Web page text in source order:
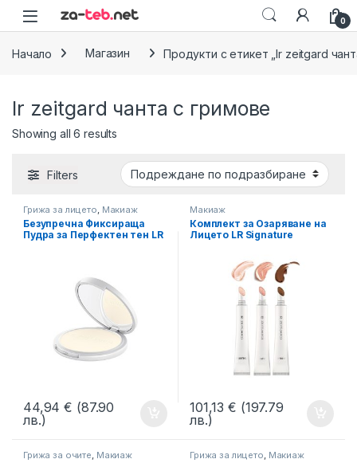
Skip to navigation
Skip to content
0
Начало Магазин Продукти с етикет „lr zeitgard
lr zeitgard чанта с гримове
Showing all 6 results
Filters
Грижа за лицето Макиаж
Безупречна Фиксираща
Пудра за Перфектен тен LR
44,94€ (87.90
лв.)
Макиаж
Комплект за Озаряване на
Лицето LR Signature
101,13€ (197.79
лв.)
Грижа за очите, Макиаж Грижа за лицето, Макиаж